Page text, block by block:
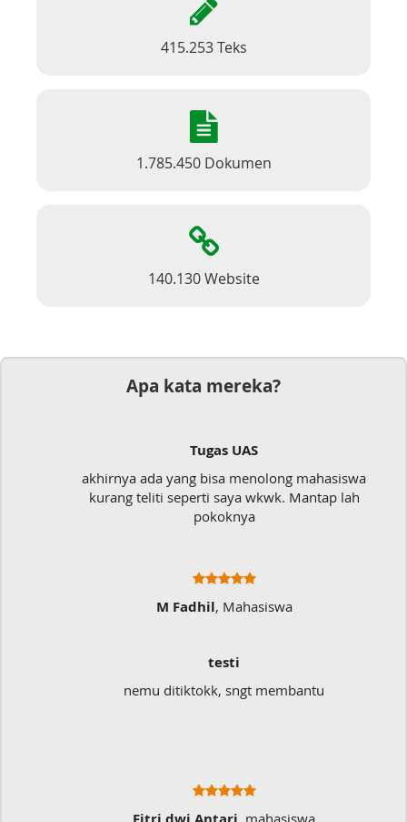
415.253 Teks
1.785.450 Dokumen
140.130 Website
Apa kata mereka?
Tugas UAS
akhirnya ada yang bisa menolong mahasiswa
kurang teliti seperti saya wkwk. Mantap lah
pokoknya
M Fadhil, Mahasiswa
nemu ditiktokk, sngt membantu
, mahasiswa